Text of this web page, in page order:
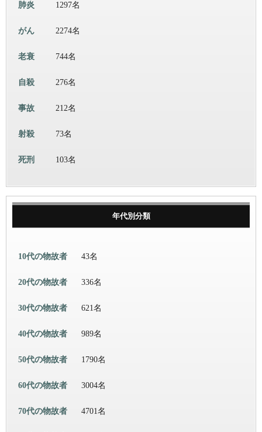
肺炎 1297名
がん 2274名
老衰 744名
自殺 276名
事故 212名
射殺 73名
死刑 103名
年代別分類
10代の物故者 43名
20代の物故者 336名
30代の物故者 621名
40代の物故者 989名
50代の物故者 1790名
60代の物故者 3004名
70代の物故者 4701名